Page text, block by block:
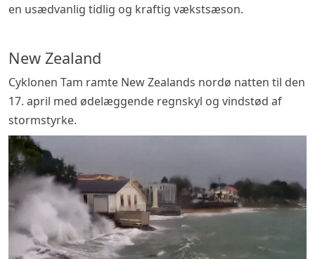
en usædvanlig tidlig og kraftig vækstsæson.
New Zealand
Cyklonen Tam ramte New Zealands nordø natten til den
17. april med ødelæggende regnskyl og vindstød af
stormstyrke.